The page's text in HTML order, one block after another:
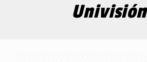
Univisión